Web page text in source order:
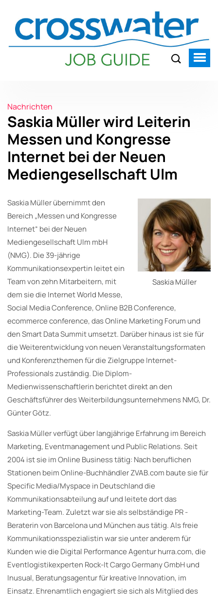
Nachrichten
Saskia Müller wird Leiterin
Messen und Kongresse
Internet bei der Neuen
Mediengesellschaft Ulm
Saskia Müller
Saskia Müller übernimmt den
Bereich „Messen und Kongresse
Internet“ bei der Neuen
Mediengesellschaft Ulm mbH
(NMG). Die 39-jährige
Kommunikationsexpertin leitet ein
Team von zehn Mitarbeitern, mit
dem sie die Internet World Messe,
Social Media Conference, Online B2B Conference,
ecommerce conference, das Online Marketing Forum und
den Smart Data Summit umsetzt. Darüber hinaus ist sie für
die Weiterentwicklung von neuen Veranstaltungsformaten
und Konferenzthemen für die Zielgruppe Internet-
Professionals zuständig. Die Diplom-
Medienwissenschaftlerin berichtet direkt an den
Geschäftsführer des Weiterbildungsunternehmens NMG, Dr.
Günter Götz.
Saskia Müller verfügt über langjährige Erfahrung im Bereich
Marketing, Eventmanagement und Public Relations. Seit
2004 ist sie im Online Business tätig: Nach beruflichen
Stationen beim Online-Buchhändler ZVAB.com baute sie für
Specific Media/Myspace in Deutschland die
Kommunikationsabteilung auf und leitete dort das
Marketing-Team. Zuletzt war sie als selbständige PR -
Beraterin von Barcelona und München aus tätig. Als freie
Kommunikationsspezialistin war sie unter anderem für
Kunden wie die Digital Performance Agentur hurra.com, die
Eventlogistikexperten Rock-It Cargo Germany GmbH und
Inusual, Beratungsagentur für kreative Innovation, im
Einsatz. Ehrenamtlich engagiert sie sich als Mitglied des